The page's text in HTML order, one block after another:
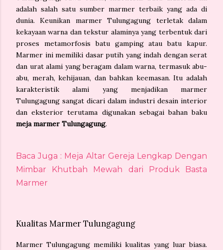
adalah salah satu sumber marmer terbaik yang ada di
dunia. Keunikan marmer Tulungagung terletak dalam
kekayaan warna dan tekstur alaminya yang terbentuk dari
proses metamorfosis batu gamping atau batu kapur.
Marmer ini memiliki dasar putih yang indah dengan serat
dan urat alami yang beragam dalam warna, termasuk abu-
abu, merah, kehijauan, dan bahkan keemasan. Itu adalah
karakteristik alami yang menjadikan marmer
Tulungagung sangat dicari dalam industri desain interior
dan eksterior terutama digunakan sebagai bahan baku
meja marmer Tulungagung.
Baca Juga : Meja Altar Gereja Lengkap Dengan
Mimbar Khutbah Mewah dari Produk Basta
Marmer
Kualitas Marmer Tulungagung
Marmer Tulungagung memiliki kualitas yang luar biasa.